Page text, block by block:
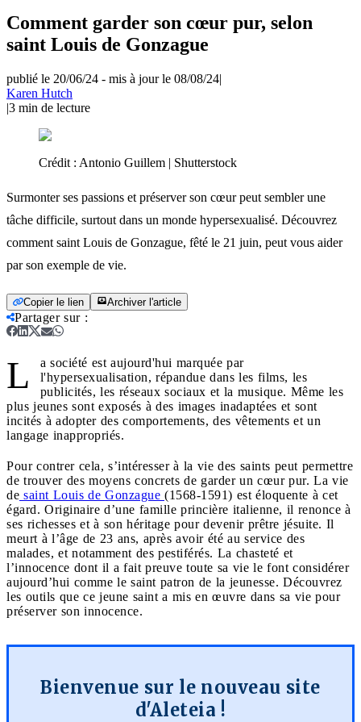
Comment garder son cœur pur, selon
saint Louis de Gonzague
publié le 20/06/24 - mis à jour le 08/08/24|
Karen Hutch
|3 min de lecture
Crédit : Antonio Guillem | Shutterstock
Surmonter ses passions et préserver son cœur peut sembler une
tâche difficile, surtout dans un monde hypersexualisé. Découvrez
comment saint Louis de Gonzague, fêté le 21 juin, peut vous aider
par son exemple de vie.
Copier le lien Archiver l'article
Partager sur:
L
a société est aujourd'hui marquée par
l'hypersexualisation, répandue dans les films, les
publicités, les réseaux sociaux et la musique. Même les
plus jeunes sont exposés à des images inadaptées et sont
incités à adopter des comportements, des vêtements et un
langage inappropriés.
Pour contrer cela, s’intéresser à la vie des saints peut permettre
de trouver des moyens concrets de garder un cœur pur. La vie
de saint Louis de Gonzague (1568-1591) est éloquente à cet
égard. Originaire d’une famille princière italienne, il renonce à
ses richesses et à son héritage pour devenir prêtre jésuite. Il
meurt à l’âge de 23 ans, après avoir été au service des
malades, et notamment des pestiférés. La chasteté et
l’innocence dont il a fait preuve toute sa vie le font considérer
aujourd’hui comme le saint patron de la jeunesse. Découvrez
les outils que ce jeune saint a mis en œuvre dans sa vie pour
préserver son innocence.
Bienvenue sur le nouveau site
d'Aleteia !